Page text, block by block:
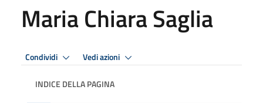
Maria Chiara Saglia
Condividi Vedi azioni
INDICE DELLA PAGINA